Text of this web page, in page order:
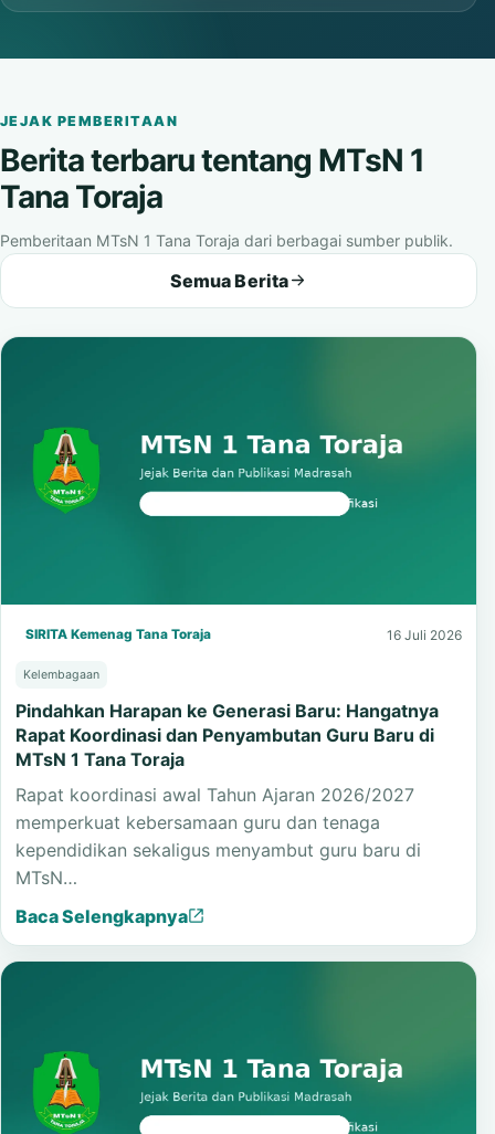
Pelepasan Alumni ke-56 — Mengejar
JEJAK PEMBERITAAN
Berita terbaru tentang MTsN 1
Tana Toraja
SIRITA Kemenag Tana Toraja 16 Juli 2026
Kelembagaan
Pindahkan Harapan ke Generasi Baru: Hangatnya
Rapat Koordinasi dan Penyambutan Guru Baru di
MTsN 1 Tana Toraja
Rapat koordinasi awal Tahun Ajaran 2026/2027
kependidikan sekaligus menyambut guru baru di